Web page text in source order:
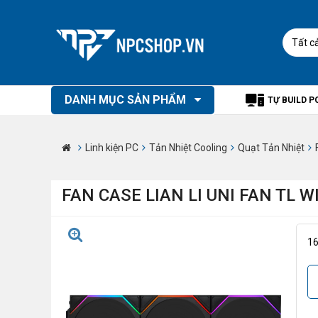
Tất
DANH MỤC SẢN PHẨM TỰ BUILD
Linh kiện PC Tản Nhiệt Cooling Quạt Tản Nhiệt
FAN CASE LIAN LI UNI FAN TL